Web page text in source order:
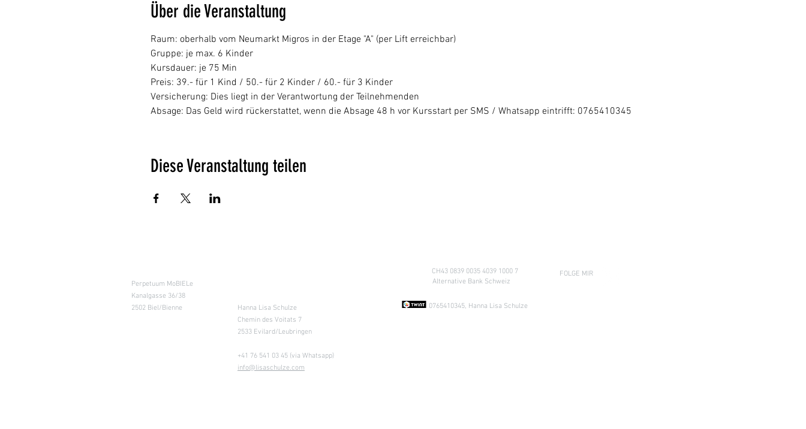
Über die Veranstaltung
Raum: oberhalb vom Neumarkt Migros in der Etage "A" (per Lift erreichbar)
Gruppe: je max. 6 Kinder
Kursdauer: je 75 Min
Preis: 39.- für 1 Kind / 50.- für 2 Kinder / 60.- für 3 Kinder
Versicherung: Dies liegt in der Verantwortung der Teilnehmenden
Absage: Das Geld wird rückerstattet, wenn die Absage 48 h vor Kursstart per SMS / Whatsapp eintrifft: 0765410345
Diese Veranstaltung teilen
Perpetuum MoBIELe
Kanalgasse 36/38
2502 Biel/Bienne
Hanna Lisa Schulze
Chemin des Voitats 7
2533 Evilard/Leubringen
+41 76 541 03 45 (via Whatsapp)
info@lisaschulze.com
CH43 0839 0035 4039 1000 7
Alternative Bank Schweiz
0765410345, Hanna Lisa Schulze
FOLGE MIR